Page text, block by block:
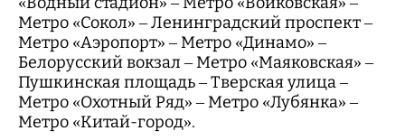
Метро «Сокол» – Ленинградский проспект –
Метро «Аэропорт» – Метро «Динамо» –
Белорусский вокзал – Метро «Маяковская» –
Пушкинская площадь – Тверская улица –
Метро «Охотный Ряд» – Метро «Лубянка» –
Метро «Китай-город».